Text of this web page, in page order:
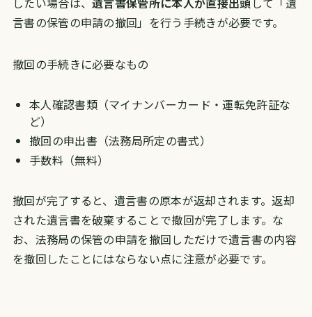
言書の保管の申請の撤回」を行う手続きが必要です。
撤回の手続きに必要なもの
本人確認書類（マイナンバーカード・運転免許証な
ど）
撤回の申出書（法務局所定の書式）
手数料（無料）
撤回が完了すると、遺言書の原本が返却されます。返却
された遺言書を破棄することで撤回が完了します。な
お、法務局の保管の申請を撤回しただけで遺言書の内容
を撤回したことにはならない点に注意が必要です。